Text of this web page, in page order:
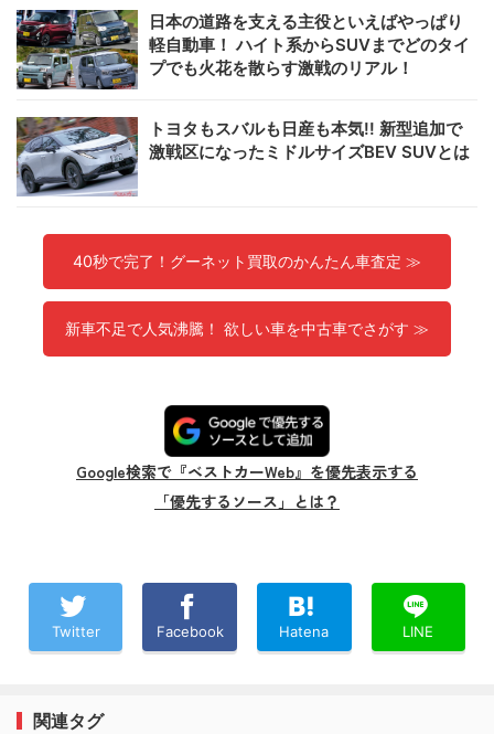
日本の道路を支える主役といえばやっぱり
軽自動車！ ハイト系からSUVまでどのタイ
プでも火花を散らす激戦のリアル！
トヨタもスバルも日産も本気!! 新型追加で
激戦区になったミドルサイズBEV SUVとは
40秒で完了！グーネット買取のかんたん車査定 ≫
新車不足で人気沸騰！ 欲しい車を中古車でさがす ≫
Google検索で『ベストカーWeb』を優先表示する
「優先するソース」とは？
Twitter Facebook Hatena LINE
関連タグ